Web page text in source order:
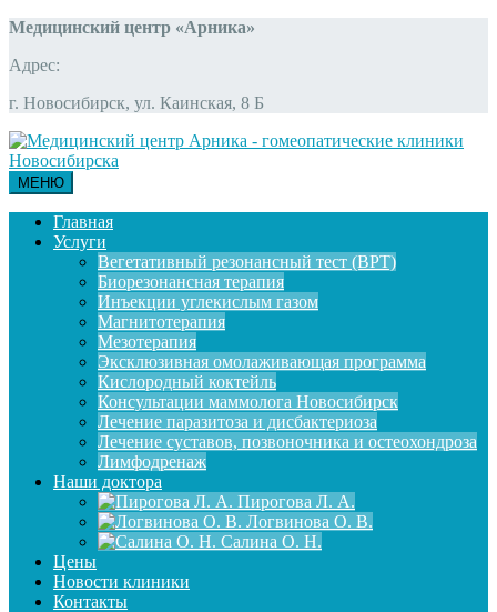
Медицинский центр «Арника»
Адрес:
г. Новосибирск, ул. Каинская, 8 Б
МЕНЮ
Главная
Услуги
Вегетативный резонансный тест (ВРТ)
Биорезонансная терапия
Инъекции углекислым газом
Магнитотерапия
Мезотерапия
Эксклюзивная омолаживающая программа
Кислородный коктейль
Консультации маммолога Новосибирск
Лечение паразитоза и дисбактериоза
Лечение суставов, позвоночника и остеохондроза
Лимфодренаж
Наши доктора
Пирогова Л. А.
Логвинова О. В.
Салина О. Н.
Цены
Новости клиники
Контакты